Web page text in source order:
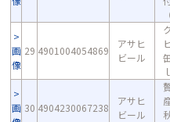
画
像
29 4901004054869
アサヒ
ビール
ｌ
画 30 4904230067238
アサヒ
ビール